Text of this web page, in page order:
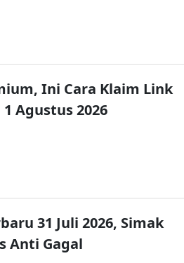
Ini Cara Klaim Link
Agustus 2026
31 Juli 2026, Simak
Anti Gagal